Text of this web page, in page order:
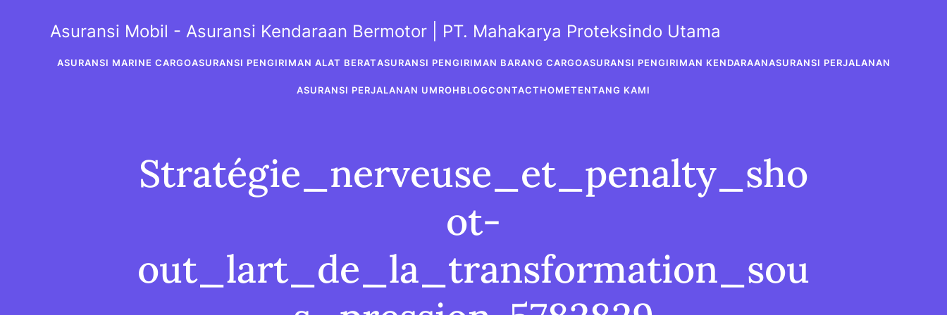
Asuransi Mobil - Asuransi Kendaraan Bermotor | PT. Mahakarya Proteksindo Utama
ASURANSI MARINE CARGOASURANSI PENGIRIMAN ALAT BERATASURANSI PENGIRIMAN BARANG CARGOASURANSI PENGIRIMAN KENDARAANASURANSI PERJALANAN
ASURANSI PERJALANAN UMROHBLOGCONTACTHOMETENTANG KAMI
Stratégie_nerveuse_et_penalty_sho
ot-
out_lart_de_la_transformation_sou